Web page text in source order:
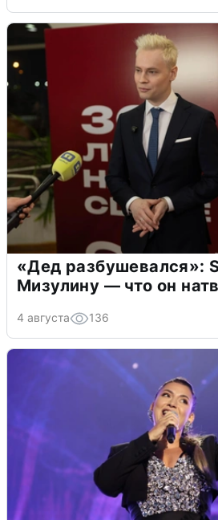
«Дед разбушевался»:
Мизулину — что он
4 августа 136